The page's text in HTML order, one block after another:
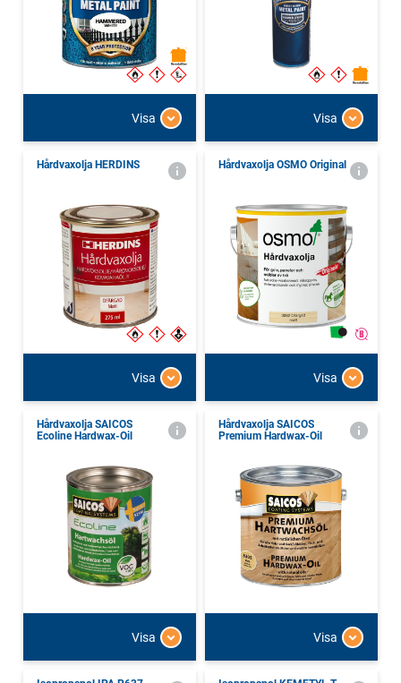
Visa Visa
Hårdvaxolja HERDINS
Visa
Hårdvaxolja OSMO Original
Visa
Hårdvaxolja SAICOS
Ecoline Hardwax-Oil
Visa
Hårdvaxolja SAICOS
Premium Hardwax-Oil
Visa